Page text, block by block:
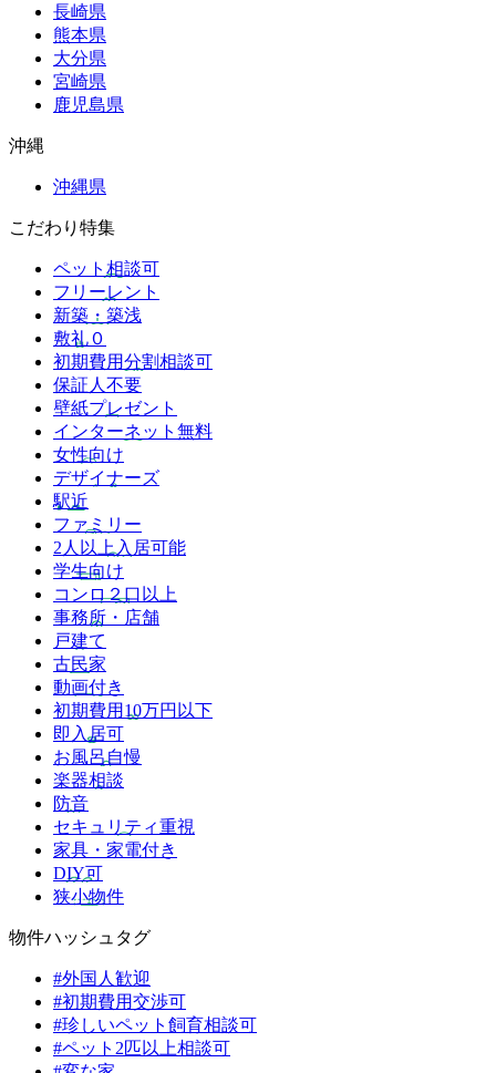
長崎県
熊本県
大分県
宮崎県
鹿児島県
沖縄
沖縄県
こだわり特集
ペット相談可
フリーレント
新築・築浅
敷礼０
初期費用分割相談可
保証人不要
壁紙プレゼント
インターネット無料
女性向け
デザイナーズ
駅近
ファミリー
2人以上入居可能
学生向け
コンロ２口以上
事務所・店舗
戸建て
古民家
動画付き
初期費用10万円以下
即入居可
お風呂自慢
楽器相談
防音
セキュリティ重視
家具・家電付き
DIY可
狭小物件
物件ハッシュタグ
#外国人歓迎
#初期費用交渉可
#珍しいペット飼育相談可
#ペット2匹以上相談可